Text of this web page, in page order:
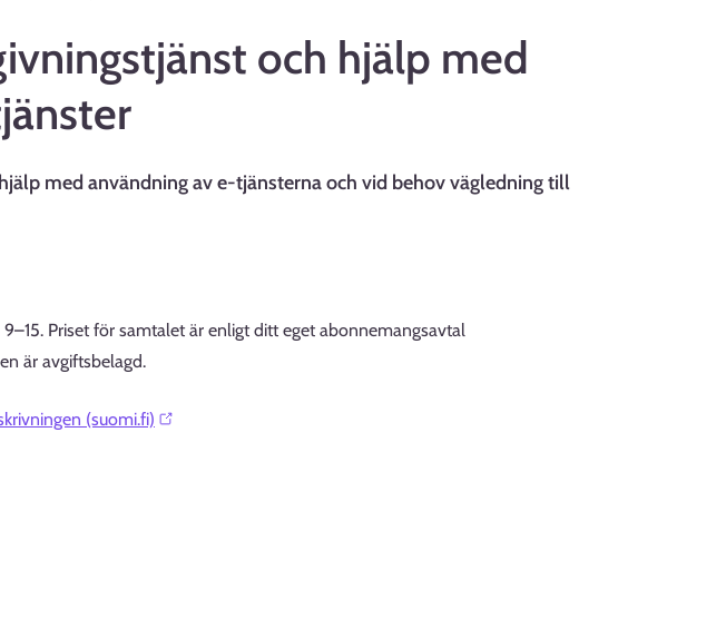
och hjälp med
med användning av e-tjänsterna och vid behov vägledning till
Priset för samtalet är enligt ditt eget abonnemangsavtal
är avgiftsbelagd.
(suomi.fi)⁠⁠